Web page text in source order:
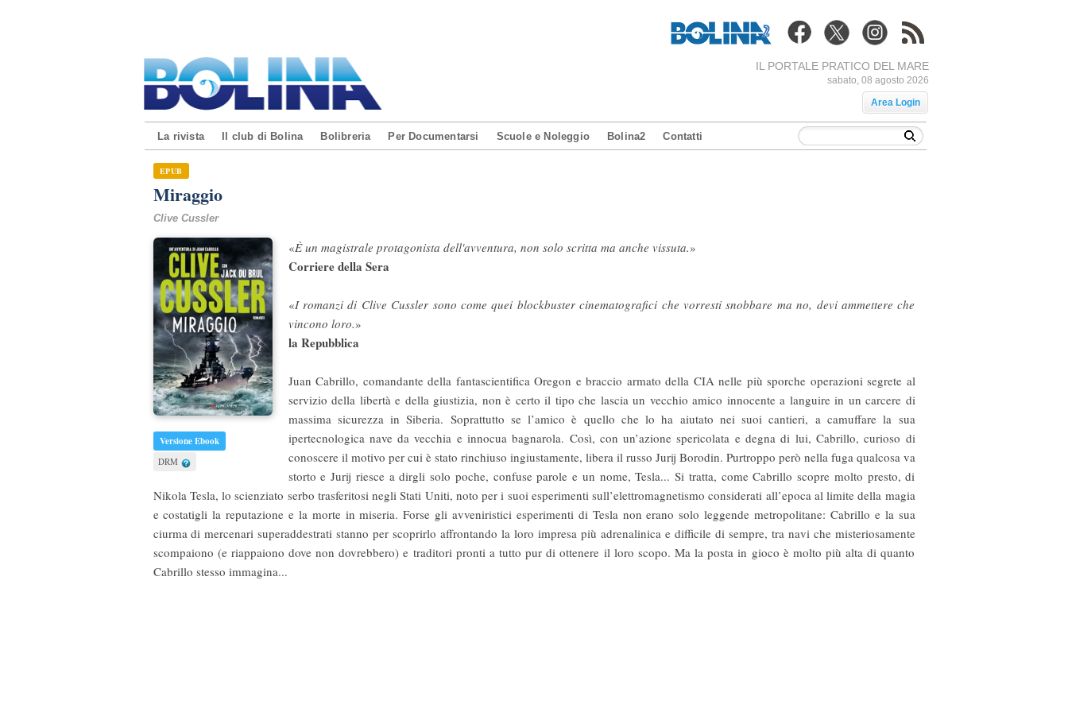
IL PORTALE PRATICO DEL MARE
sabato, 08 agosto 2026
Area Login
La rivista Il club di Bolina Bolibreria Per Documentarsi Scuole e Noleggio Bolina2 Contatti
EPUB
Miraggio
Clive Cussler
Versione Ebook
DRM
«È un magistrale protagonista dell'avventura, non solo scritta ma anche vissuta.»
Corriere della Sera
«I romanzi di Clive Cussler sono come quei blockbuster cinematografici che vorresti snobbare ma no, devi ammettere che
vincono loro.»
la Repubblica
Juan Cabrillo, comandante della fantascientifica Oregon e braccio armato della CIA nelle più sporche operazioni segrete al
servizio della libertà e della giustizia, non è certo il tipo che lascia un vecchio amico innocente a languire in un carcere di
massima sicurezza in Siberia. Soprattutto se l’amico è quello che lo ha aiutato nei suoi cantieri, a camuffare la sua
ipertecnologica nave da vecchia e innocua bagnarola. Così, con un’azione spericolata e degna di lui, Cabrillo, curioso di
conoscere il motivo per cui è stato rinchiuso ingiustamente, libera il russo Jurij Borodin. Purtroppo però nella fuga qualcosa va
storto e Jurij riesce a dirgli solo poche, confuse parole e un nome, Tesla... Si tratta, come Cabrillo scopre molto presto, di
Nikola Tesla, lo scienziato serbo trasferitosi negli Stati Uniti, noto per i suoi esperimenti sull’elettromagnetismo considerati all’epoca al limite della magia
e costatigli la reputazione e la morte in miseria. Forse gli avveniristici esperimenti di Tesla non erano solo leggende metropolitane: Cabrillo e la sua
ciurma di mercenari superaddestrati stanno per scoprirlo affrontando la loro impresa più adrenalinica e difficile di sempre, tra navi che misteriosamente
scompaiono (e riappaiono dove non dovrebbero) e traditori pronti a tutto pur di ottenere il loro scopo. Ma la posta in gioco è molto più alta di quanto
Cabrillo stesso immagina...